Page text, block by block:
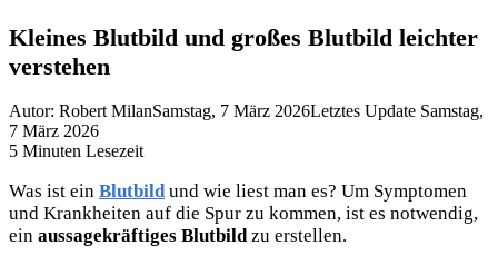
Kleines Blutbild und großes Blutbild leichter
verstehen
Autor: Robert MilanSamstag, 7 März 2026Letztes Update Samstag,
7 März 2026
5 Minuten Lesezeit
Was ist ein Blutbildund wie liest man es? Um Symptomen
und Krankheiten auf die Spur zu kommen, ist es notwendig,
ein aussagekräftiges Blutbildzu erstellen.